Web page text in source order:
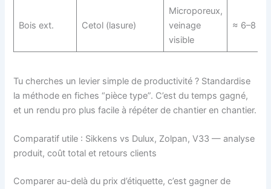
Bois ext. Cetol (lasure)
Microporeux,
veinage
visible
≈ 6–8
Tu cherches un levier simple de productivité ? Standardise
la méthode en fiches “pièce type”. C’est du temps gagné,
et un rendu pro plus facile à répéter de chantier en chantier.
Comparatif utile : Sikkens vs Dulux, Zolpan, V33 — analyse
produit, coût total et retours clients
Comparer au-delà du prix d’étiquette, c’est gagner de